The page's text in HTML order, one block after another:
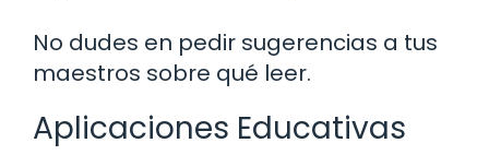
No dudes en pedir sugerencias a tus
maestros sobre qué leer.
Aplicaciones Educativas